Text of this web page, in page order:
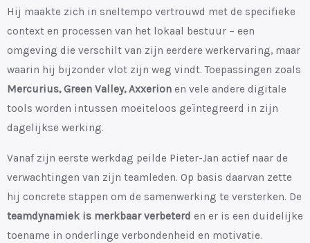
Hij maakte zich in sneltempo vertrouwd met de specifieke
context en processen van het lokaal bestuur – een
omgeving die verschilt van zijn eerdere werkervaring, maar
waarin hij bijzonder vlot zijn weg vindt. Toepassingen zoals
Mercurius, Green Valley, Axxerion en vele andere digitale
tools worden intussen moeiteloos geïntegreerd in zijn
dagelijkse werking.
Vanaf zijn eerste werkdag peilde Pieter-Jan actief naar de
verwachtingen van zijn teamleden. Op basis daarvan zette
hij concrete stappen om de samenwerking te versterken. De
teamdynamiek is merkbaar verbeterd en er is een duidelijke
toename in onderlinge verbondenheid en motivatie.